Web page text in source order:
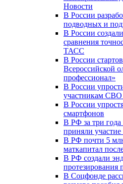
Новости
В России
подводных и
В России
сравнения
ТАСС
В России
Всероссийской
профессионал»
В России
участникам СВО
В России
смартфонов
В РФ за три года
приняли
В РФ почти 5
маткапитал
В РФ создали
протезирования
В Соцфонде